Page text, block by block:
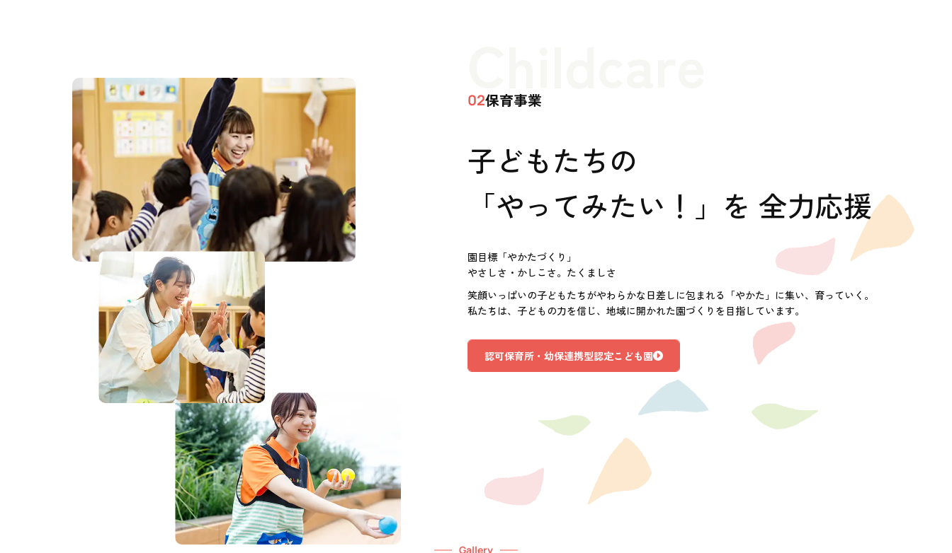
02保育事業
子どもたちの
「やってみたい！」を 全力応援
園目標「やかたづくり」
やさしさ・かしこさ。たくましさ
笑顔いっぱいの子どもたちがやわらかな日差しに包まれる「やかた」に集い、育っていく。
私たちは、子どもの力を信じ、地域に開かれた園づくりを目指しています。
認可保育所・幼保連携型認定こども園
Gallery